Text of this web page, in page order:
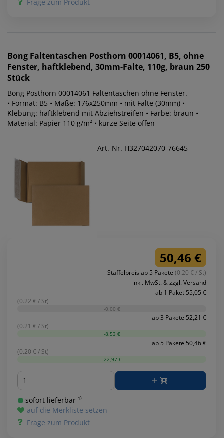
Frage zum Produkt
Bong Faltentaschen Posthorn 00014061, B5, ohne
Fenster, haftklebend, 30mm-Falte, 110g, braun 250
Stück
Bong Posthorn 00014061 Faltentaschen ohne Fenster.
• Format: B5 • Maße: 176x250mm • mit Falte (30mm) •
Klebung: haftklebend mit Abziehstreifen • Farbe: braun •
Material: Papier 110 g/m² • kurze Seite offen
Art.-Nr. H327042070-76645
50,46 €
Staffelpreis ab 5 Pakete (0.20 € / St)
inkl. MwSt. & zzgl. Versand
ab 1 Paket 55,05 €
(0.22 € / St)
-0,00 €
ab 3 Pakete 52,21 €
(0.21 € / St)
-8,53 €
ab 5 Pakete 50,46 €
(0.20 € / St)
-22,97 €
Menge
sofort lieferbar ¹⁾
auf die Merkliste setzen
Frage zum Produkt